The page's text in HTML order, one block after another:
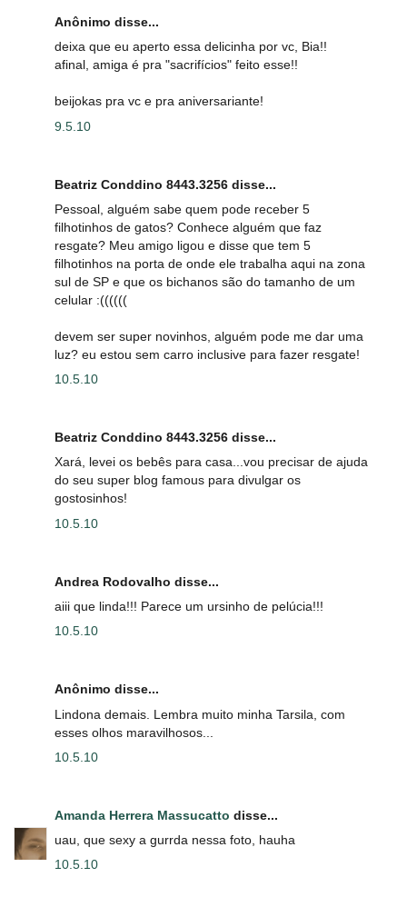
Anônimo disse...
deixa que eu aperto essa delicinha por vc, Bia!!
afinal, amiga é pra "sacrifícios" feito esse!!
beijokas pra vc e pra aniversariante!
9.5.10
Beatriz Conddino 8443.3256 disse...
Pessoal, alguém sabe quem pode receber 5
filhotinhos de gatos? Conhece alguém que faz
resgate? Meu amigo ligou e disse que tem 5
filhotinhos na porta de onde ele trabalha aqui na zona
sul de SP e que os bichanos são do tamanho de um
celular :((((((
devem ser super novinhos, alguém pode me dar uma
luz? eu estou sem carro inclusive para fazer resgate!
10.5.10
Beatriz Conddino 8443.3256 disse...
Xará, levei os bebês para casa...vou precisar de ajuda
do seu super blog famous para divulgar os
gostosinhos!
10.5.10
Andrea Rodovalho disse...
aiii que linda!!! Parece um ursinho de pelúcia!!!
10.5.10
Anônimo disse...
Lindona demais. Lembra muito minha Tarsila, com
esses olhos maravilhosos...
10.5.10
Amanda Herrera Massucatto disse...
uau, que sexy a gurrda nessa foto, hauha
10.5.10